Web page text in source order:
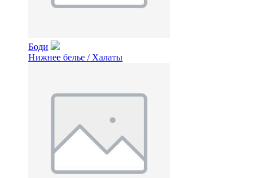
Боди
Нижнее белье / Халаты